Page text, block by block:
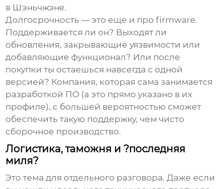
в Шэньчжэне.
Долгосрочность — это еще и про firmware.
Поддерживается ли он? Выходят ли
обновления, закрывающие уязвимости или
добавляющие функционал? Или после
покупки ты остаешься навсегда с одной
версией? Компания, которая сама занимается
разработкой ПО (а это прямо указано в их
профиле), с большей вероятностью сможет
обеспечить такую поддержку, чем чисто
сборочное производство.
Логистика, таможня и ?последняя
миля?
Это тема для отдельного разговора. Даже если